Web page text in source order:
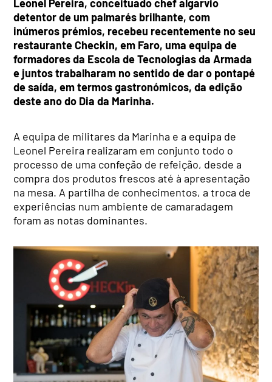
Leonel Pereira, conceituado chef algarvio
detentor de um palmarés brilhante, com
inúmeros prémios, recebeu recentemente no seu
restaurante Checkin, em Faro, uma equipa de
formadores da Escola de Tecnologias da Armada
e juntos trabalharam no sentido de dar o pontapé
de saída, em termos gastronómicos, da edição
deste ano do Dia da Marinha.
A equipa de militares da Marinha e a equipa de
Leonel Pereira realizaram em conjunto todo o
processo de uma confeção de refeição, desde a
compra dos produtos frescos até à apresentação
na mesa. A partilha de conhecimentos, a troca de
experiências num ambiente de camaradagem
foram as notas dominantes.